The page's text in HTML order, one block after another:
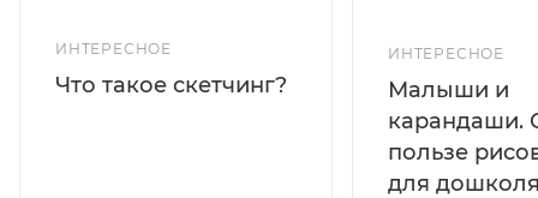
ИНТЕРЕСНОЕ
Что такое скетчинг?
ИНТЕРЕСНОЕ
Малыши и
карандаши.
пользе
для